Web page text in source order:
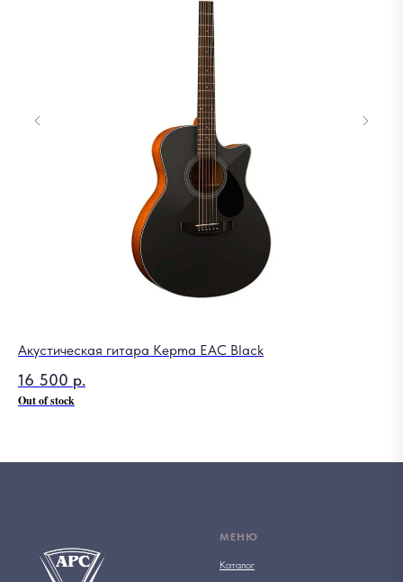
Акустическая гитара Kepma EAC Black
16 500 р.
Out of stock
МЕНЮ
Каталог